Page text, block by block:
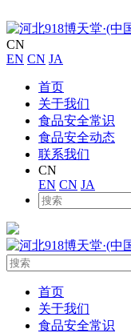
CN
EN CN JA
首页
关于我们
食品安全常识
食品安全动态
联系我们
CN
EN CN JA
首页
关于我们
食品安全常识